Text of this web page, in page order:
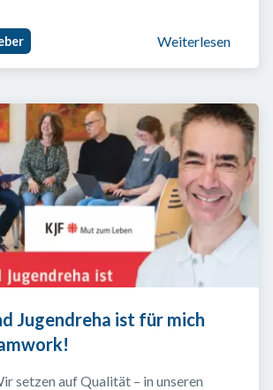
Weiterlesen
Jugendreha ist für mich
setzen auf Qualität – in unseren